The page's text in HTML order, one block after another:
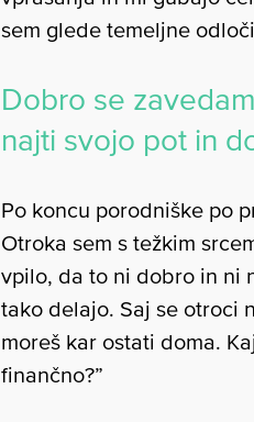
sem glede temeljne
Dobro se
najti svojo pot in
Po koncu porodniške po
Otroka sem s težkim
vpilo, da to ni dobro in ni
tako delajo. Saj se otroci
moreš kar ostati doma.
finančno?”